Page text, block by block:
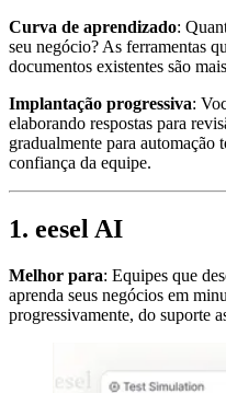
Curva de aprendizado:
seu negócio? As ferramentas
documentos existentes são
Implantação progressiva:
elaborando respostas para
gradualmente para automação
confiança da equipe.
1. eesel AI
Melhor para: Equipes que
aprenda seus negócios em
progressivamente, do suporte